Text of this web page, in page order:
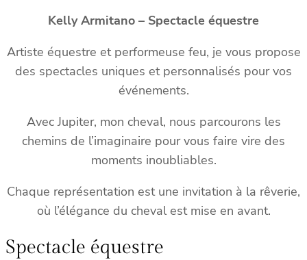
Kelly Armitano – Spectacle équestre
Artiste équestre et performeuse feu, je vous propose
des spectacles uniques et personnalisés pour vos
événements.
Avec Jupiter, mon cheval, nous parcourons les
chemins de l’imaginaire pour vous faire vire des
moments inoubliables.
Chaque représentation est une invitation à la rêverie,
où l’élégance du cheval est mise en avant.
Spectacle équestre